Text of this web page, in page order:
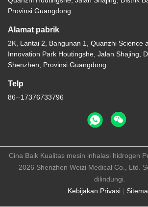
Provinsi Guangdong
Alamat pabrik
2K, Lantai 2, Bangunan 1, Quanzhi Science
Innovation Park Houtingshe, Jalan Shajing,
Shenzhen, Provinsi Guangdong
Telp
86--17376733796
Kebijakan Privasi |
Cina Baik Kualitas mesin inhalasi hidrogen
-2026 Shenzhen Weizi Medical Co., Ltd.
dilindungi.